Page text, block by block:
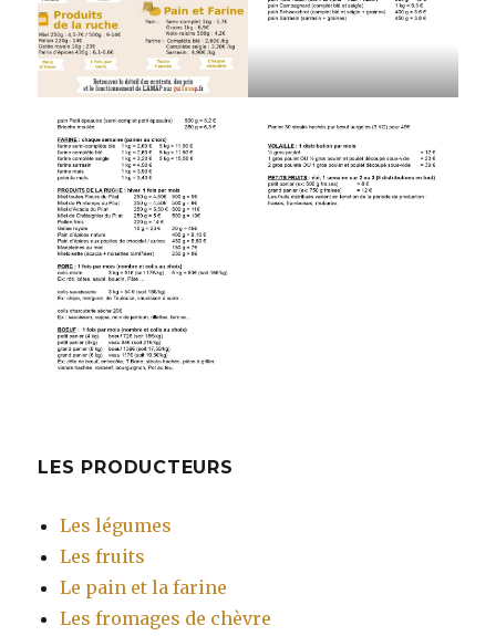
LES PRODUCTEURS
Les légumes
Les fruits
Le pain et la farine
Les fromages de chèvre